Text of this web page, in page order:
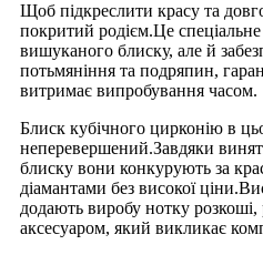
Щоб підкреслити красу та
покритий родієм.Це
вишуканого блиску, але й
потьмяніння та подряпин,
витримає випробування часом.
Блиск кубічного цирконію в
неперевершений.Завдяки
блиску вони конкурують за
діамантами без високої
додають виробу нотку
аксесуаром, який викликає